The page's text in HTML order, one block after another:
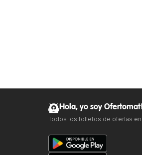
Hola, yo soy Ofertomat!
Todos los folletos de ofertas en